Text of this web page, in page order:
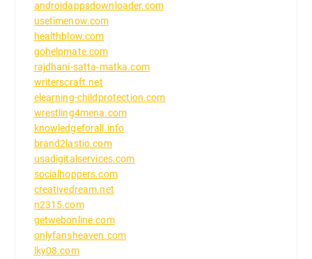
androidappsdownloader.com
usetimenow.com
healthblow.com
gohelpmate.com
rajdhani-satta-matka.com
writerscraft.net
elearning-childprotection.com
wrestling4mena.com
knowledgeforall.info
brand2lastio.com
usadigitalservices.com
socialhoppers.com
creativedream.net
n2315.com
getwebonline.com
onlyfansheaven.com
lky08.com